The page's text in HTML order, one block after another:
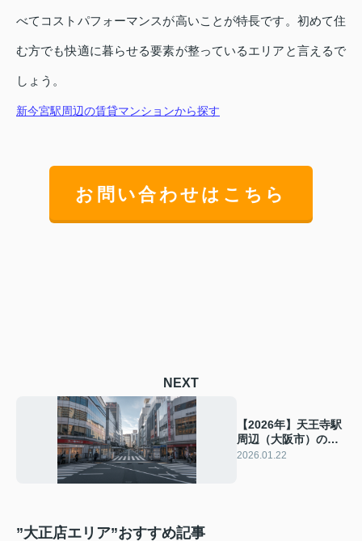
べてコストパフォーマンスが高いことが特長です。初めて住
む方でも快適に暮らせる要素が整っているエリアと言えるで
しょう。
新今宮駅周辺の賃貸マンションから探す
お問い合わせはこちら
NEXT
【2026年】天王寺駅
周辺（大阪市）の住
みやすさは？交通や
2026.01.22
”大正店エリア”おすすめ記事